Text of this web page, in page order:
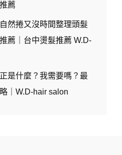
薦
然捲又沒時間整理頭髮
薦｜台中燙髮推薦 W.D-
是什麼？我需要嗎？最
｜W.D-hair salon